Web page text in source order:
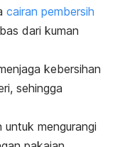
cairan pembersih
dari kuman
kebersihan
sehingga
untuk mengurangi